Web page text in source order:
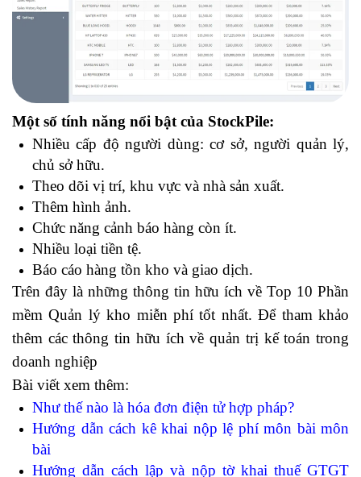
Một số tính năng nổi bật của StockPile:
Nhiều cấp độ người dùng: cơ sở, người quản lý,
chủ sở hữu.
Theo dõi vị trí, khu vực và nhà sản xuất.
Thêm hình ảnh.
Chức năng cảnh báo hàng còn ít.
Nhiều loại tiền tệ.
Báo cáo hàng tồn kho và giao dịch.
Trên đây là những thông tin hữu ích về Top 10 Phần
mềm Quản lý kho miễn phí tốt nhất. Để tham khảo
thêm các thông tin hữu ích về quản trị kế toán trong
doanh nghiệp
Bài viết xem thêm:
Như thế nào là hóa đơn điện tử hợp pháp?
Hướng dẫn cách kê khai nộp lệ phí môn bài môn
bài
Hướng dẫncách lập và nộp tờ khai thuế GTGT